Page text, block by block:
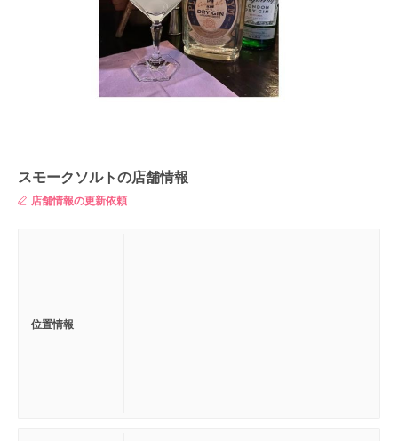
スモークソルトの店舗情報
店舗情報の更新依頼
位置情報